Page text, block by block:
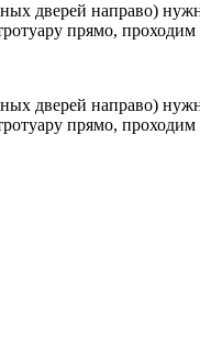
дверей направо)
прямо,
дверей направо)
прямо,